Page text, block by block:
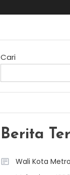
Cari
Berita
Wali Kota